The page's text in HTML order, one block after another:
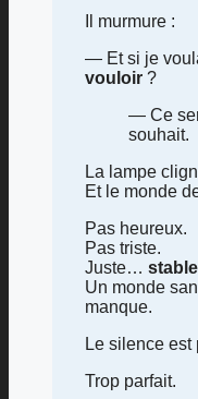
Il murmure :
— Et si je
vouloir ?
— Ce
souhait.
La lampe
Et le monde
Pas heureux.
Pas triste.
Juste… stable
Un monde
manque.
Le silence est
Trop parfait.